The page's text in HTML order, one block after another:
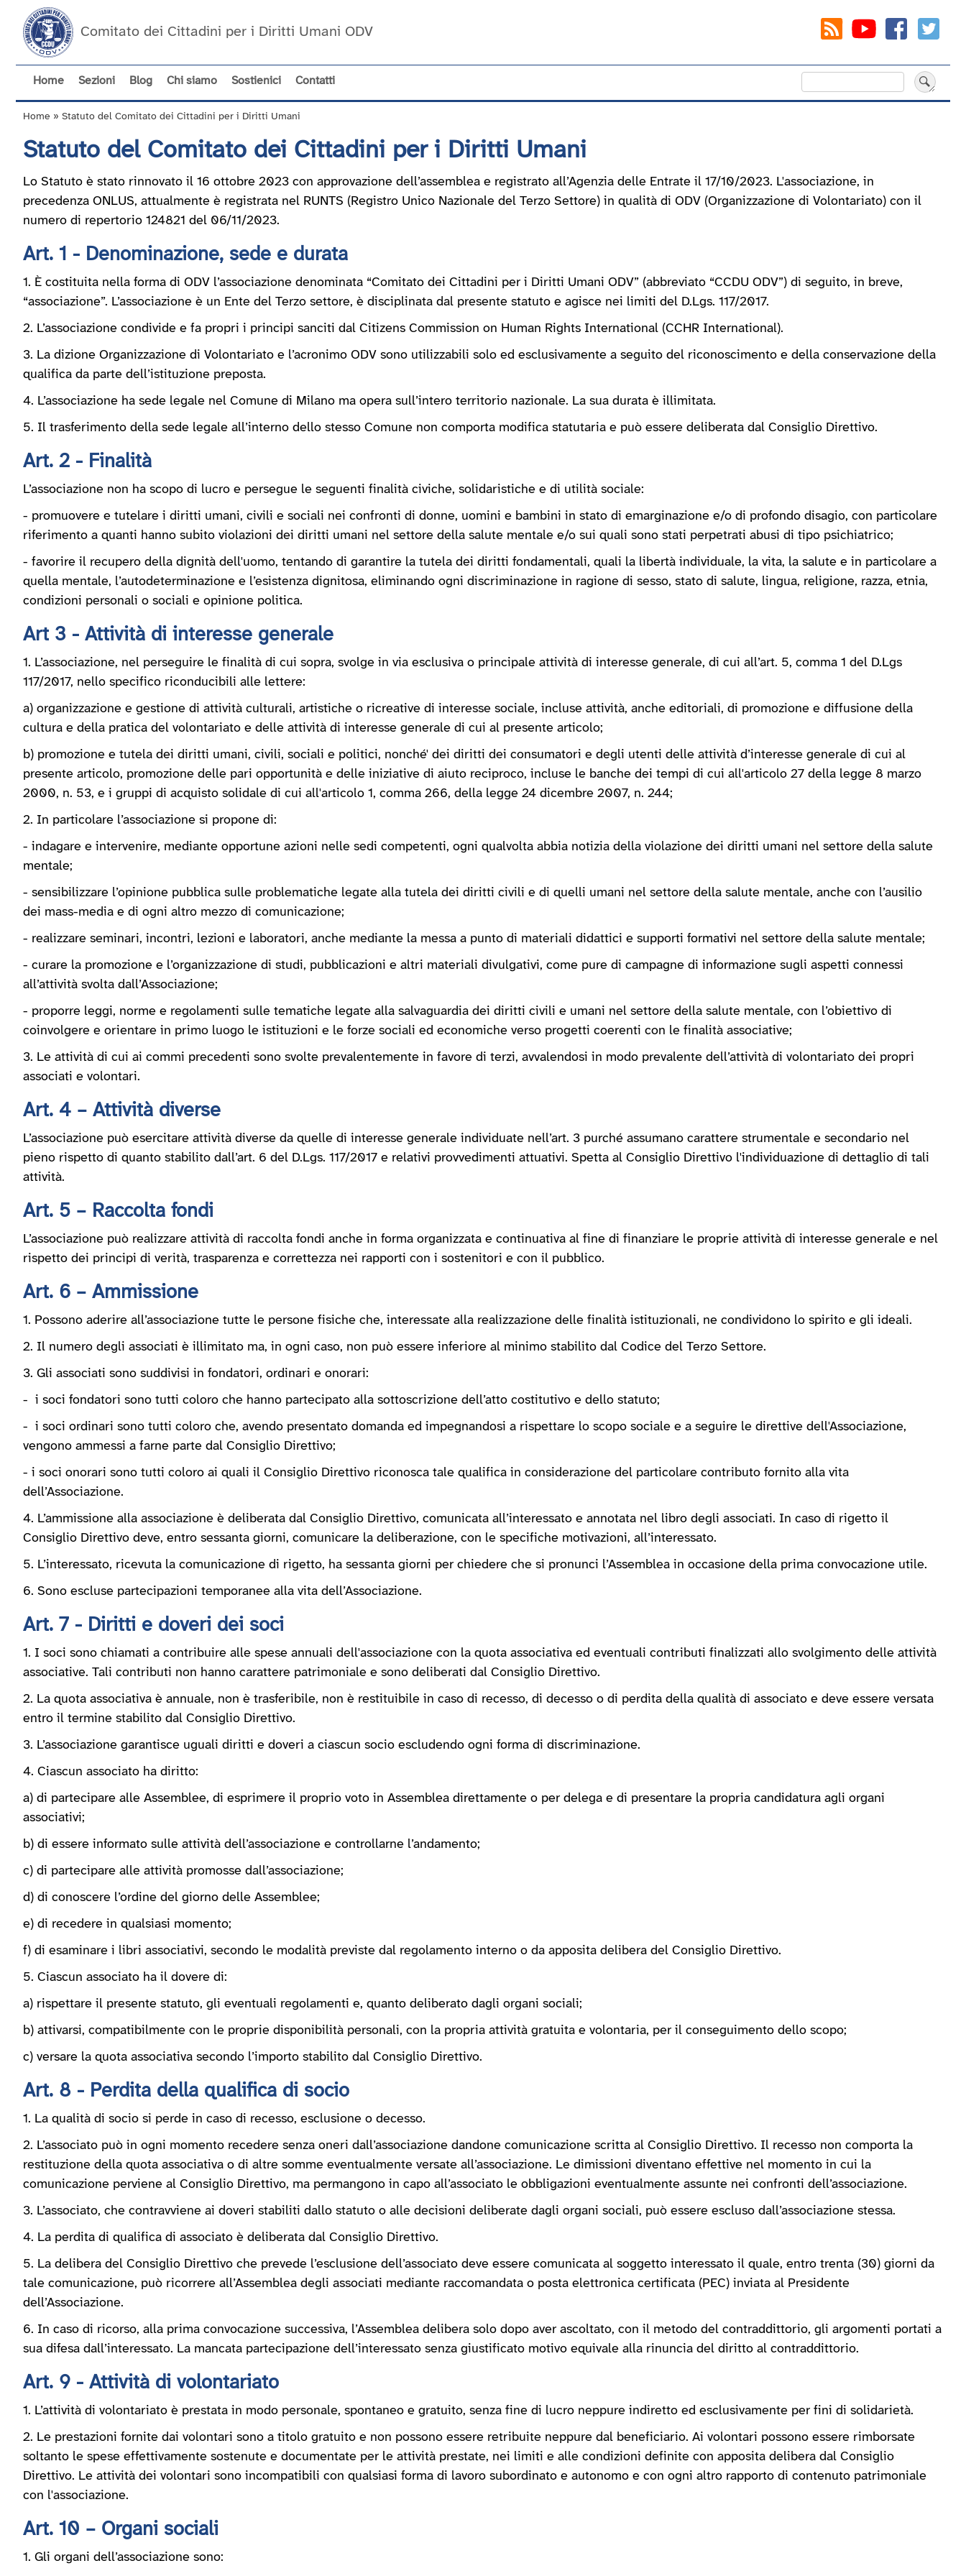
contenuto
principale
Comitato dei Cittadini per i Diritti Umani ODV
Navigazione
principale
Home Sezioni Blog Chi siamo Sostienici Contatti
di
pane
Home Statuto del Comitato dei Cittadini per i Diritti Umani
Statuto del Comitato dei Cittadini per i Diritti Umani
Lo Statuto è stato rinnovato il 16 ottobre 2023 con approvazione dell’assemblea e registrato all’Agenzia delle Entrate il 17/10/2023. L'associazione, in
precedenza ONLUS, attualmente è registrata nel RUNTS (Registro Unico Nazionale del Terzo Settore) in qualità di ODV (Organizzazione di Volontariato) con il
numero di repertorio 124821 del 06/11/2023.
Art. 1 - Denominazione, sede e durata
1. È costituita nella forma di ODV l’associazione denominata “Comitato dei Cittadini per i Diritti Umani ODV” (abbreviato “CCDU ODV”) di seguito, in breve,
“associazione”. L’associazione è un Ente del Terzo settore, è disciplinata dal presente statuto e agisce nei limiti del D.Lgs. 117/2017.
2. L’associazione condivide e fa propri i principi sanciti dal Citizens Commission on Human Rights International (CCHR International).
3. La dizione Organizzazione di Volontariato e l’acronimo ODV sono utilizzabili solo ed esclusivamente a seguito del riconoscimento e della conservazione della
qualifica da parte dell’istituzione preposta.
4. L’associazione ha sede legale nel Comune di Milano ma opera sull’intero territorio nazionale. La sua durata è illimitata.
5. Il trasferimento della sede legale all’interno dello stesso Comune non comporta modifica statutaria e può essere deliberata dal Consiglio Direttivo.
Art. 2 - Finalità
L’associazione non ha scopo di lucro e persegue le seguenti finalità civiche, solidaristiche e di utilità sociale:
- promuovere e tutelare i diritti umani, civili e sociali nei confronti di donne, uomini e bambini in stato di emarginazione e/o di profondo disagio, con particolare
riferimento a quanti hanno subito violazioni dei diritti umani nel settore della salute mentale e/o sui quali sono stati perpetrati abusi di tipo psichiatrico;
- favorire il recupero della dignità dell'uomo, tentando di garantire la tutela dei diritti fondamentali, quali la libertà individuale, la vita, la salute e in particolare a
quella mentale, l’autodeterminazione e l’esistenza dignitosa, eliminando ogni discriminazione in ragione di sesso, stato di salute, lingua, religione, razza, etnia,
condizioni personali o sociali e opinione politica.
Art 3 - Attività di interesse generale
1. L’associazione, nel perseguire le finalità di cui sopra, svolge in via esclusiva o principale attività di interesse generale, di cui all’art. 5, comma 1 del D.Lgs
117/2017, nello specifico riconducibili alle lettere:
a) organizzazione e gestione di attività culturali, artistiche o ricreative di interesse sociale, incluse attività, anche editoriali, di promozione e diffusione della
cultura e della pratica del volontariato e delle attività di interesse generale di cui al presente articolo;
b) promozione e tutela dei diritti umani, civili, sociali e politici, nonché' dei diritti dei consumatori e degli utenti delle attività d’interesse generale di cui al
presente articolo, promozione delle pari opportunità e delle iniziative di aiuto reciproco, incluse le banche dei tempi di cui all'articolo 27 della legge 8 marzo
2000, n. 53, e i gruppi di acquisto solidale di cui all'articolo 1, comma 266, della legge 24 dicembre 2007, n. 244;
2. In particolare l’associazione si propone di:
- indagare e intervenire, mediante opportune azioni nelle sedi competenti, ogni qualvolta abbia notizia della violazione dei diritti umani nel settore della salute
mentale;
- sensibilizzare l’opinione pubblica sulle problematiche legate alla tutela dei diritti civili e di quelli umani nel settore della salute mentale, anche con l’ausilio
dei mass-media e di ogni altro mezzo di comunicazione;
- realizzare seminari, incontri, lezioni e laboratori, anche mediante la messa a punto di materiali didattici e supporti formativi nel settore della salute mentale;
- curare la promozione e l’organizzazione di studi, pubblicazioni e altri materiali divulgativi, come pure di campagne di informazione sugli aspetti connessi
all’attività svolta dall’Associazione;
- proporre leggi, norme e regolamenti sulle tematiche legate alla salvaguardia dei diritti civili e umani nel settore della salute mentale, con l’obiettivo di
coinvolgere e orientare in primo luogo le istituzioni e le forze sociali ed economiche verso progetti coerenti con le finalità associative;
3. Le attività di cui ai commi precedenti sono svolte prevalentemente in favore di terzi, avvalendosi in modo prevalente dell’attività di volontariato dei propri
associati e volontari.
Art. 4 – Attività diverse
L’associazione può esercitare attività diverse da quelle di interesse generale individuate nell’art. 3 purché assumano carattere strumentale e secondario nel
pieno rispetto di quanto stabilito dall’art. 6 del D.Lgs. 117/2017 e relativi provvedimenti attuativi. Spetta al Consiglio Direttivo l'individuazione di dettaglio di tali
attività.
Art. 5 – Raccolta fondi
L’associazione può realizzare attività di raccolta fondi anche in forma organizzata e continuativa al fine di finanziare le proprie attività di interesse generale e nel
rispetto dei principi di verità, trasparenza e correttezza nei rapporti con i sostenitori e con il pubblico.
Art. 6 – Ammissione
1. Possono aderire all’associazione tutte le persone fisiche che, interessate alla realizzazione delle finalità istituzionali, ne condividono lo spirito e gli ideali.
2. Il numero degli associati è illimitato ma, in ogni caso, non può essere inferiore al minimo stabilito dal Codice del Terzo Settore.
3. Gli associati sono suddivisi in fondatori, ordinari e onorari:
- i soci fondatori sono tutti coloro che hanno partecipato alla sottoscrizione dell’atto costitutivo e dello statuto;
- i soci ordinari sono tutti coloro che, avendo presentato domanda ed impegnandosi a rispettare lo scopo sociale e a seguire le direttive dell'Associazione,
vengono ammessi a farne parte dal Consiglio Direttivo;
- i soci onorari sono tutti coloro ai quali il Consiglio Direttivo riconosca tale qualifica in considerazione del particolare contributo fornito alla vita
dell’Associazione.
4. L’ammissione alla associazione è deliberata dal Consiglio Direttivo, comunicata all’interessato e annotata nel libro degli associati. In caso di rigetto il
Consiglio Direttivo deve, entro sessanta giorni, comunicare la deliberazione, con le specifiche motivazioni, all’interessato.
5. L’interessato, ricevuta la comunicazione di rigetto, ha sessanta giorni per chiedere che si pronunci l’Assemblea in occasione della prima convocazione utile.
6. Sono escluse partecipazioni temporanee alla vita dell’Associazione.
Art. 7 - Diritti e doveri dei soci
1. I soci sono chiamati a contribuire alle spese annuali dell'associazione con la quota associativa ed eventuali contributi finalizzati allo svolgimento delle attività
associative. Tali contributi non hanno carattere patrimoniale e sono deliberati dal Consiglio Direttivo.
2. La quota associativa è annuale, non è trasferibile, non è restituibile in caso di recesso, di decesso o di perdita della qualità di associato e deve essere versata
entro il termine stabilito dal Consiglio Direttivo.
3. L’associazione garantisce uguali diritti e doveri a ciascun socio escludendo ogni forma di discriminazione.
4. Ciascun associato ha diritto:
a) di partecipare alle Assemblee, di esprimere il proprio voto in Assemblea direttamente o per delega e di presentare la propria candidatura agli organi
associativi;
b) di essere informato sulle attività dell’associazione e controllarne l’andamento;
c) di partecipare alle attività promosse dall’associazione;
d) di conoscere l’ordine del giorno delle Assemblee;
e) di recedere in qualsiasi momento;
f) di esaminare i libri associativi, secondo le modalità previste dal regolamento interno o da apposita delibera del Consiglio Direttivo.
5. Ciascun associato ha il dovere di:
a) rispettare il presente statuto, gli eventuali regolamenti e, quanto deliberato dagli organi sociali;
b) attivarsi, compatibilmente con le proprie disponibilità personali, con la propria attività gratuita e volontaria, per il conseguimento dello scopo;
c) versare la quota associativa secondo l’importo stabilito dal Consiglio Direttivo.
Art. 8 - Perdita della qualifica di socio
1. La qualità di socio si perde in caso di recesso, esclusione o decesso.
2. L’associato può in ogni momento recedere senza oneri dall’associazione dandone comunicazione scritta al Consiglio Direttivo. Il recesso non comporta la
restituzione della quota associativa o di altre somme eventualmente versate all’associazione. Le dimissioni diventano effettive nel momento in cui la
comunicazione perviene al Consiglio Direttivo, ma permangono in capo all’associato le obbligazioni eventualmente assunte nei confronti dell’associazione.
3. L’associato, che contravviene ai doveri stabiliti dallo statuto o alle decisioni deliberate dagli organi sociali, può essere escluso dall’associazione stessa.
4. La perdita di qualifica di associato è deliberata dal Consiglio Direttivo.
5. La delibera del Consiglio Direttivo che prevede l’esclusione dell’associato deve essere comunicata al soggetto interessato il quale, entro trenta (30) giorni da
tale comunicazione, può ricorrere all’Assemblea degli associati mediante raccomandata o posta elettronica certificata (PEC) inviata al Presidente
dell’Associazione.
6. In caso di ricorso, alla prima convocazione successiva, l’Assemblea delibera solo dopo aver ascoltato, con il metodo del contraddittorio, gli argomenti portati a
sua difesa dall’interessato. La mancata partecipazione dell’interessato senza giustificato motivo equivale alla rinuncia del diritto al contraddittorio.
Art. 9 - Attività di volontariato
1. L’attività di volontariato è prestata in modo personale, spontaneo e gratuito, senza fine di lucro neppure indiretto ed esclusivamente per fini di solidarietà.
2. Le prestazioni fornite dai volontari sono a titolo gratuito e non possono essere retribuite neppure dal beneficiario. Ai volontari possono essere rimborsate
soltanto le spese effettivamente sostenute e documentate per le attività prestate, nei limiti e alle condizioni definite con apposita delibera dal Consiglio
Direttivo. Le attività dei volontari sono incompatibili con qualsiasi forma di lavoro subordinato e autonomo e con ogni altro rapporto di contenuto patrimoniale
con l'associazione.
Art. 10 – Organi sociali
1. Gli organi dell’associazione sono: